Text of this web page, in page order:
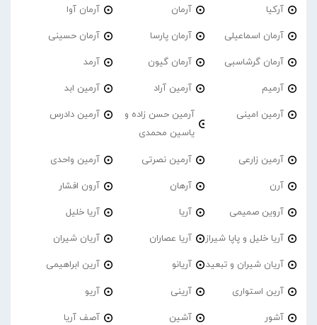
آرکیا آرمان آرمان آوا
آرمان اسماعیلی آرمان پارسا آرمان حسینی
آرمان گرشاسبی آرمان گیون آرمد
آرمیم آرمین آراد آرمین ابد
آرمین امینی
آرمین حسن زاده و
یاسین محمدی
آرمین دادرس
آرمین زارعی آرمین نصرتی آرمین واحدی
آرن آرهان آرون افشار
آروین صمیمی آریا آریا خلیل
آریا خلیل و پاپا شیراز آریا عصاران آریان شیران
آریان شیران و تبعید آریانو آرین ابراهیمی
آرین استواری آرینی آریو
آشور آشین آصف آریا